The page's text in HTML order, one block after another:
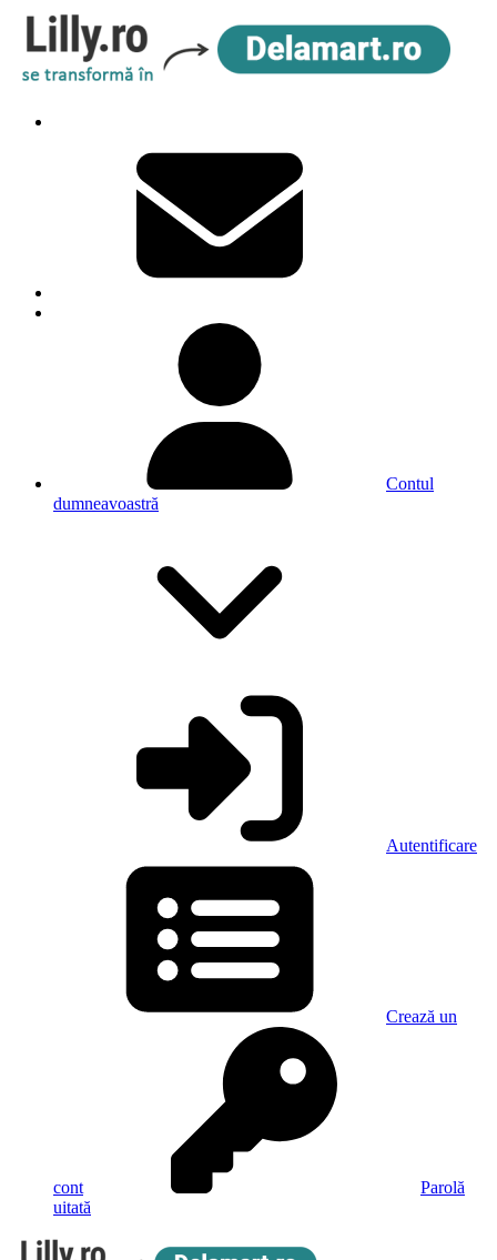
Contul
dumneavoastră
Autentificare
Crează un
cont
Parolă
uitată